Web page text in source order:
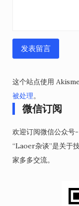
这个站点使用
被处理。
微信订阅
欢迎订阅微信公众号
“Laoer杂谈”是关于
家多多交流。